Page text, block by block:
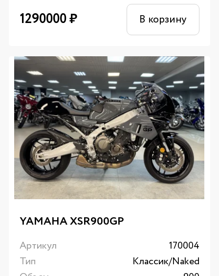
1290000₽ В корзину
YAMAHA XSR900GP
Артикул
170004
Тип
Классик/Naked